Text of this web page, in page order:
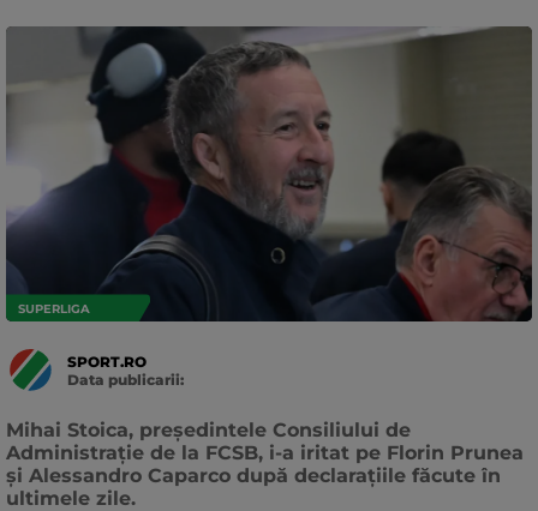
SUPERLIGA
SPORT.RO
Data publicarii:
Mihai Stoica, președintele Consiliului de
Administrație de la FCSB, i-a iritat pe Florin Prunea
și Alessandro Caparco după declarațiile făcute în
ultimele zile.